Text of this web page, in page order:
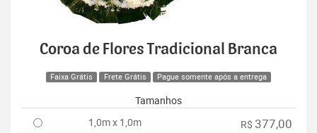
Coroa de Flores Tradicional Branca
Faixa Grátis Frete Grátis Pague somente após a entrega
Tamanhos
1,0m x 1,0m
R$ 377,00